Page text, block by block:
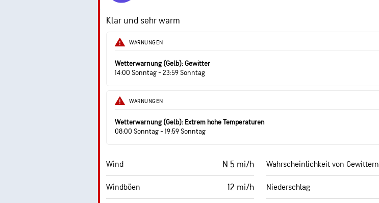
Klar und sehr warm
WARNUNGEN
Wetterwarnung (Gelb): Gewitter
14:00 Sonntag - 23:59 Sonntag
WARNUNGEN
Wetterwarnung (Gelb): Extrem hohe Temperaturen
08:00 Sonntag - 19:59 Sonntag
Wind N 5 mi/h
Windböen 12 mi/h
Wahrscheinlichkeit von Gewittern
Niederschlag